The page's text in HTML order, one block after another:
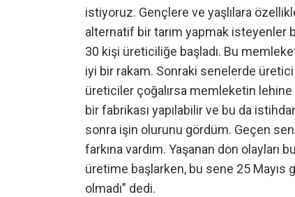
istiyoruz. Gençlere ve yaşlılara
alternatif bir tarım yapmak isteyenler
30 kişi üreticiliğe başladı. Bu
iyi bir rakam. Sonraki senelerde üretici
üreticiler çoğalırsa memleketin
bir fabrikası yapılabilir ve bu da
sonra işin olurunu gördüm. Geçen
farkına vardım. Yaşanan don olayları
üretime başlarken, bu sene 25 Mayıs
olmadı” dedi.